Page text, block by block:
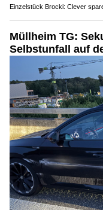
Einzelstück Brocki: Clever
Müllheim TG:
Selbstunfall auf